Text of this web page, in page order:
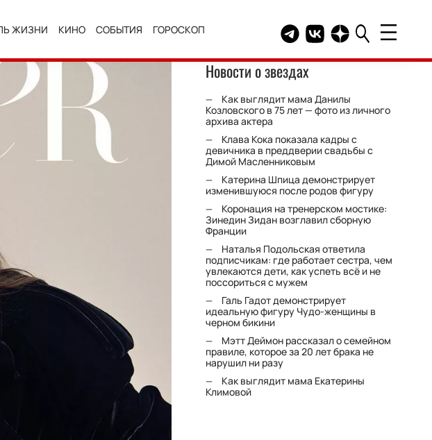
ЖИЗНИ КИНО СОБЫТИЯ ГОРОСКОП Telegram канал HELLO
Группа HELLO
Канал HELLO в
Новости о звездах
Как выглядит мама Данилы
Козловского в 75 лет — фото из личного
архива актера
Клава Кока показала кадры с
девичника в преддверии свадьбы с
Димой Масленниковым
Катерина Шпица демонстрирует
изменившуюся после родов фигуру
Коронация на тренерском мостике:
Зинедин Зидан возглавил сборную
Франции
Наталья Подольская ответила
подписчикам: где работает сестра, чем
увлекаются дети, как успеть всё и не
поссориться с мужем
Галь Гадот демонстрирует
идеальную фигуру Чудо-женщины в
черном бикини
Мэтт Деймон рассказал о семейном
правиле, которое за 20 лет брака не
нарушил ни разу
Как выглядит мама Екатерины
Климовой